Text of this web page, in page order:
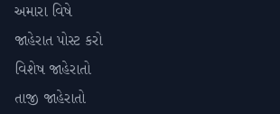
અમારા વિષે
જાહેરાત પોસ્ટ કરો
વિશેષ જાહેરાતો
તાજી જાહેરાતો